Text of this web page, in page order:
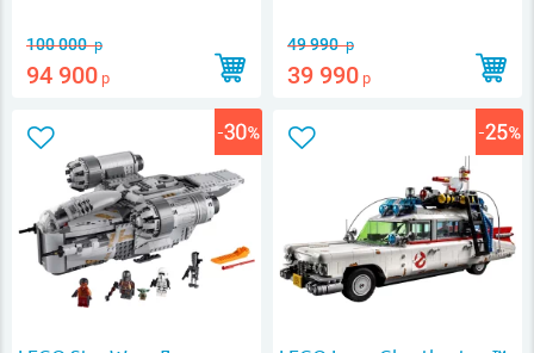
100 000р
94 900 р
49 990р
39 990 р